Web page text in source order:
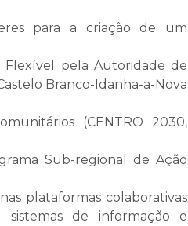
para a criação de um
Flexível pela Autoridade de
Branco-Idanha-a-Nova
(CENTRO 2030,
Sub-regional de Ação
plataformas colaborativas
sistemas de informação e